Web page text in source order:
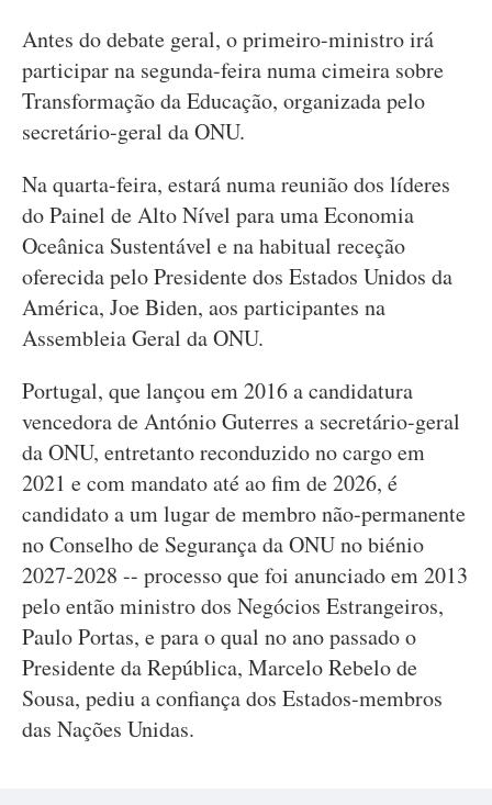
Antes do debate geral, o primeiro-ministro irá
participar na segunda-feira numa cimeira sobre
Transformação da Educação, organizada pelo
secretário-geral da ONU.
Na quarta-feira, estará numa reunião dos líderes
do Painel de Alto Nível para uma Economia
Oceânica Sustentável e na habitual receção
oferecida pelo Presidente dos Estados Unidos da
América, Joe Biden, aos participantes na
Assembleia Geral da ONU.
Portugal, que lançou em 2016 a candidatura
vencedora de António Guterres a secretário-geral
da ONU, entretanto reconduzido no cargo em
2021 e com mandato até ao fim de 2026, é
candidato a um lugar de membro não-permanente
no Conselho de Segurança da ONU no biénio
2027-2028 -- processo que foi anunciado em 2013
pelo então ministro dos Negócios Estrangeiros,
Paulo Portas, e para o qual no ano passado o
Presidente da República, Marcelo Rebelo de
Sousa, pediu a confiança dos Estados-membros
das Nações Unidas.